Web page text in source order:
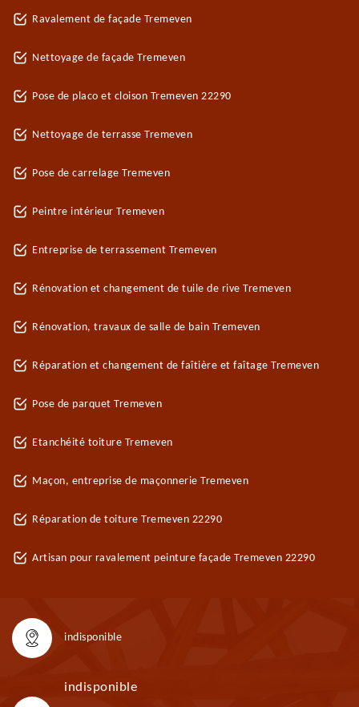
Ravalement de façade Tremeven
Nettoyage de façade Tremeven
Pose de placo et cloison Tremeven 22290
Nettoyage de terrasse Tremeven
Pose de carrelage Tremeven
Peintre intérieur Tremeven
Entreprise de terrassement Tremeven
Rénovation et changement de tuile de rive Tremeven
Rénovation, travaux de salle de bain Tremeven
Réparation et changement de faîtière et faîtage Tremeven
Pose de parquet Tremeven
Etanchéité toiture Tremeven
Maçon, entreprise de maçonnerie Tremeven
Réparation de toiture Tremeven 22290
Artisan pour ravalement peinture façade Tremeven 22290
indisponible
indisponible